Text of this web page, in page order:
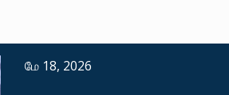
மே 18, 2026